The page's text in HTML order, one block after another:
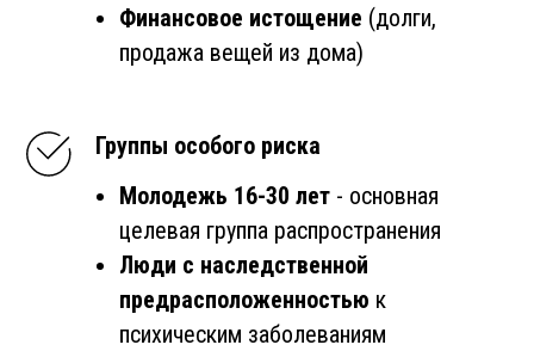
Финансовое истощение (долги,
продажа вещей из дома)
Группы особого риска
Молодежь 16-30 лет - основная
целевая группа распространения
Люди с наследственной
предрасположенностью к
психическим заболеваниям